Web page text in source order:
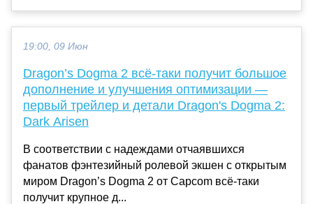
19:00, 09 Июн
Dragon’s Dogma 2 всё-таки получит большое
дополнение и улучшения оптимизации —
первый трейлер и детали Dragon's Dogma 2:
Dark Arisen
В соответствии с надеждами отчаявшихся
фанатов фэнтезийный ролевой экшен с открытым
миром Dragon’s Dogma 2 от Capcom всё-таки
получит крупное д...